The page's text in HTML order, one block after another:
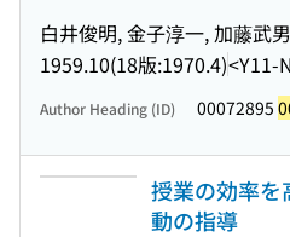
白井俊明, 金子淳一, 加藤武
1959.10(18版:1970.4)<Y11-
Author Heading (ID) 00072895
授業の効率を
動の指導